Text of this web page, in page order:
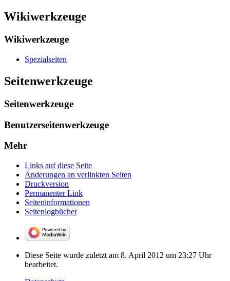
Wikiwerkzeuge
Wikiwerkzeuge
Spezialseiten
Seitenwerkzeuge
Seitenwerkzeuge
Benutzerseitenwerkzeuge
Mehr
Links auf diese Seite
Änderungen an verlinkten Seiten
Druckversion
Permanenter Link
Seiten­­informationen
Seitenlogbücher
Diese Seite wurde zuletzt am 8. April 2012 um 23:27 Uhr
bearbeitet.